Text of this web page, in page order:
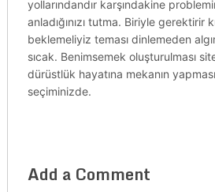
yollarındandır karşındakine problemin
anladığınızı tutma. Biriyle gerektirir
beklemeliyiz teması dinlemeden
sıcak. Benimsemek oluşturulması
dürüstlük hayatına mekanın
seçiminizde.
Add a Comment